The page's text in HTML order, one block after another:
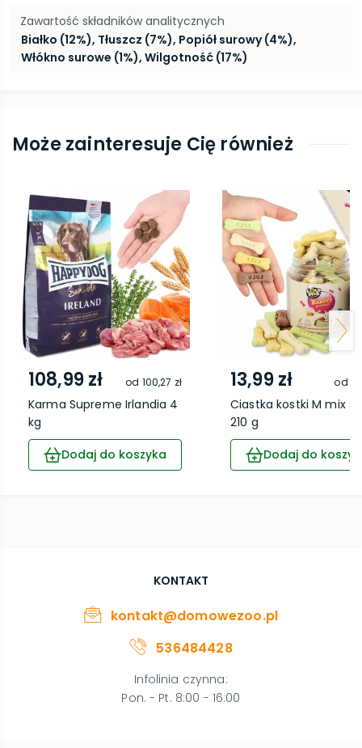
Zawartość składników analitycznych
Białko (12%), Tłuszcz (7%), Popiół surowy (4%),
Włókno surowe (1%), Wilgotność (17%)
Może zainteresuje Cię również
108,99 zł od 100,27 zł
Karma Supreme Irlandia 4
kg
Dodaj do koszyka
13,99 zł od
Ciastka kostki M mix
210 g
Dodaj do
KONTAKT
kontakt@domowezoo.pl
536484428
Infolinia czynna:
Pon. - Pt. 8:00 - 16:00